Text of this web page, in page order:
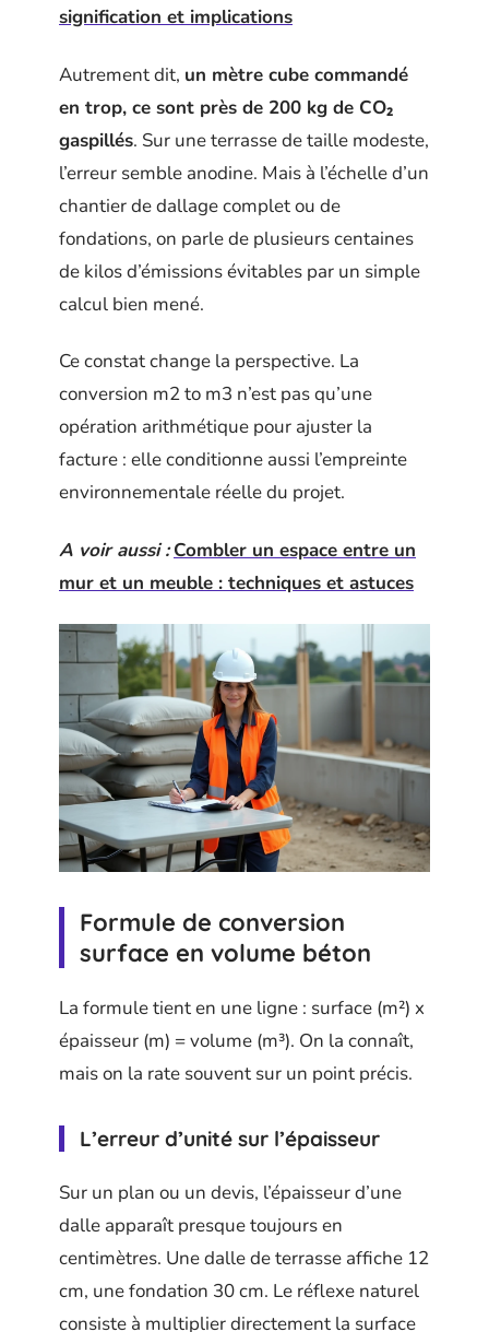
signification et implications
Autrement dit, un mètre cube commandé
en trop, ce sont près de 200 kg de CO₂
gaspillés. Sur une terrasse de taille modeste,
l’erreur semble anodine. Mais à l’échelle d’un
chantier de dallage complet ou de
fondations, on parle de plusieurs centaines
de kilos d’émissions évitables par un simple
calcul bien mené.
Ce constat change la perspective. La
conversion m2 to m3 n’est pas qu’une
opération arithmétique pour ajuster la
facture : elle conditionne aussi l’empreinte
environnementale réelle du projet.
A voir aussi : Combler un espace entre un
mur et un meuble : techniques et astuces
Formule de conversion
surface en volume béton
La formule tient en une ligne : surface (m²) x
épaisseur (m) = volume (m³). On la connaît,
mais on la rate souvent sur un point précis.
L’erreur d’unité sur l’épaisseur
Sur un plan ou un devis, l’épaisseur d’une
dalle apparaît presque toujours en
centimètres. Une dalle de terrasse affiche 12
cm, une fondation 30 cm. Le réflexe naturel
consiste à multiplier directement la surface